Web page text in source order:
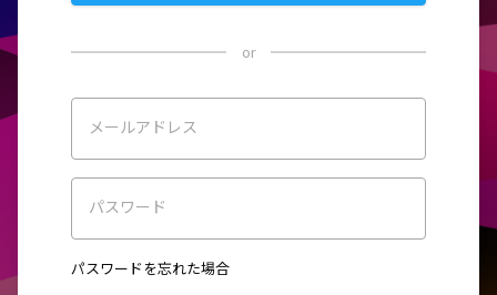
or
メールアドレス
パスワード
パスワードを忘れた場合